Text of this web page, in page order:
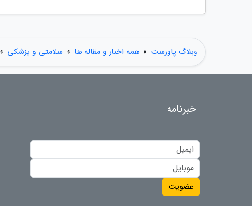
وبلاگ پاورست » همه اخبار و مقاله ها » سلامتی و پزشکی »
خبرنامه
عضویت